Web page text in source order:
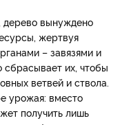
дерево вынуждено
жертвуя
– завязями и
сбрасывает их, чтобы
ветвей и ствола.
урожая: вместо
получить лишь